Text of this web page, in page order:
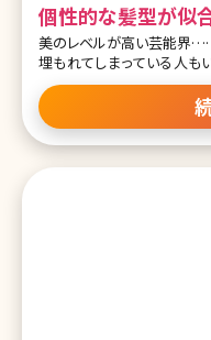
個性的な髪型が似
美のレベルが高い芸能界
埋もれてしまっている人も
することで輝く人がいます!
の場合はヘアスタイルで大
そんな個性的な髪型にする
合う芸能人たちをランキング